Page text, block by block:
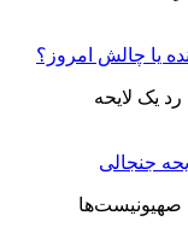
یا چالش امروز؟
جنجالی